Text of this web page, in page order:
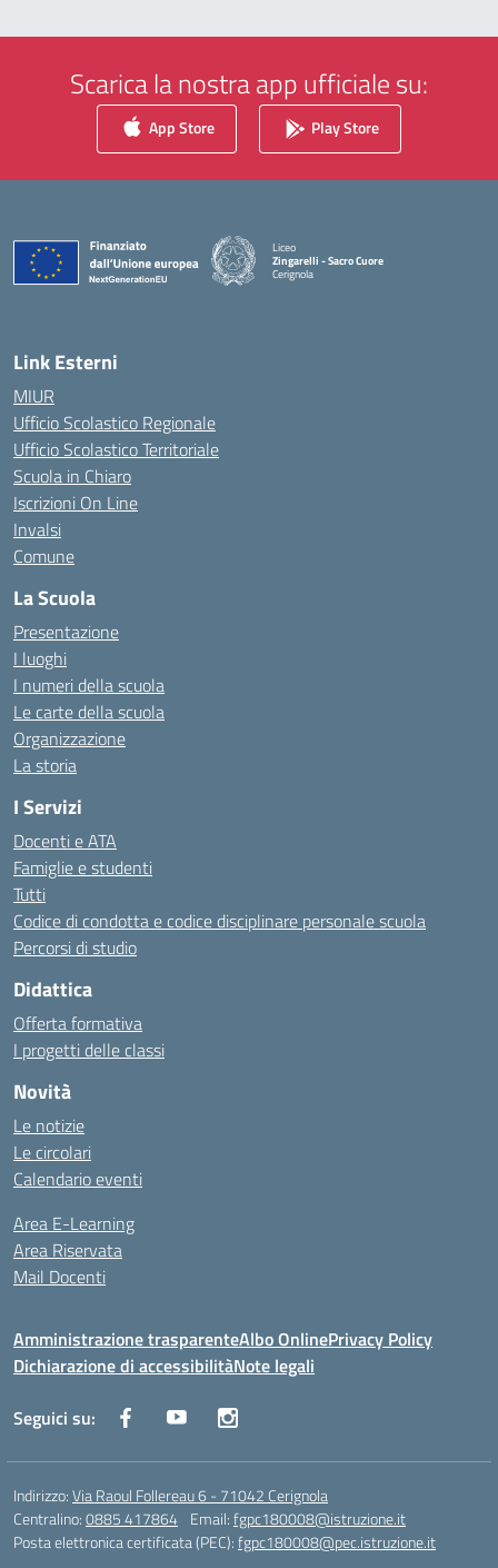
Scarica la nostra app ufficiale su:
App Store Play Store
Liceo
Zingarelli - Sacro Cuore
Cerignola
— Visita la pagina iniziale della scuola
Link Esterni
MIUR
Ufficio Scolastico Regionale
Ufficio Scolastico Territoriale
Scuola in Chiaro
Iscrizioni On Line
Invalsi
Comune
La Scuola
Presentazione
I luoghi
I numeri della scuola
Le carte della scuola
Organizzazione
La storia
I Servizi
Docenti e ATA
Famiglie e studenti
Tutti
Codice di condotta e codice disciplinare personale scuola
Percorsi di studio
Didattica
Offerta formativa
I progetti delle classi
Novità
Le notizie
Le circolari
Calendario eventi
Area E-Learning
Area Riservata
Mail Docenti
Amministrazione trasparenteAlbo OnlinePrivacy Policy
Dichiarazione di accessibilitàNote legali
Seguici su:
Indirizzo:Via Raoul Follereau 6 - 71042 Cerignola
Centralino:0885 417864 Email:fgpc180008@istruzione.it
Posta elettronica certificata (PEC):fgpc180008@pec.istruzione.it